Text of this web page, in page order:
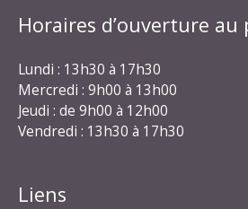
Horaires d’ouverture au
Lundi : 13h30 à 17h30
Mercredi : 9h00 à 13h00
Jeudi : de 9h00 à 12h00
Vendredi : 13h30 à 17h30
Liens